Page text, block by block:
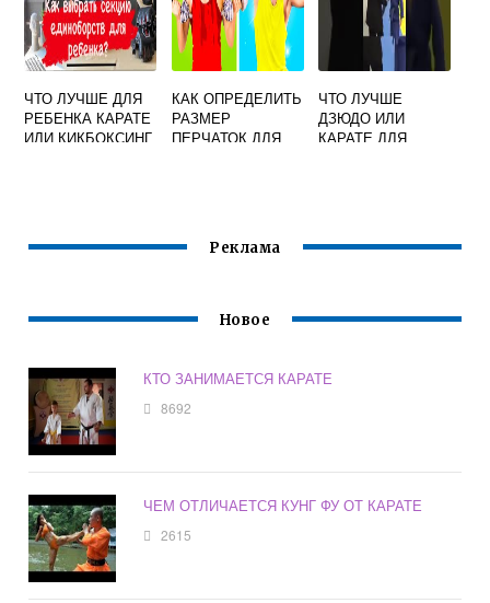
ЧТО ЛУЧШЕ ДЛЯ
РЕБЕНКА КАРАТЕ
ИЛИ КИКБОКСИНГ
КАК ОПРЕДЕЛИТЬ
РАЗМЕР
ПЕРЧАТОК ДЛЯ
ЧТО ЛУЧШЕ
ДЗЮДО ИЛИ
КАРАТЕ ДЛЯ
Реклама
Новое
КТО ЗАНИМАЕТСЯ КАРАТЕ
8692
ЧЕМ ОТЛИЧАЕТСЯ КУНГ ФУ ОТ КАРАТЕ
2615